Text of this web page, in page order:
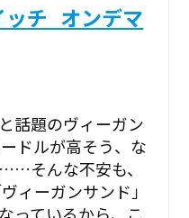
チ_オンデマ
話題のヴィーガン
ドルが高そう、な
そんな不安も、
ーガンサンド」
っているから、こ